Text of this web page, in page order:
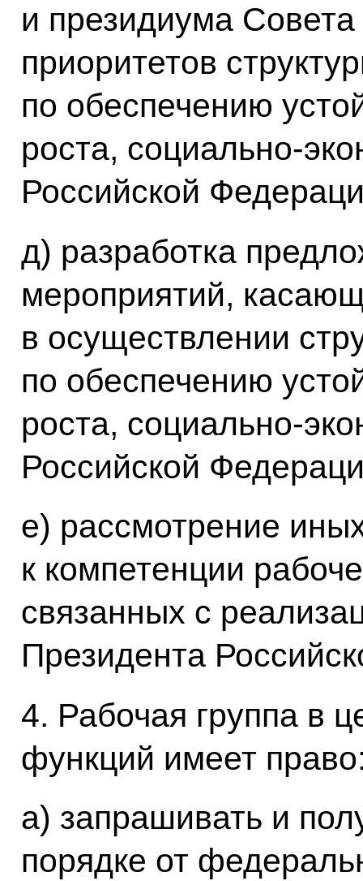
и президиума
приоритетов
по обеспечению
роста, социально-
Российской
д) разработка
мероприятий,
в осуществлении
по обеспечению
роста, социально-
Российской
е) рассмотрение
к компетенции
связанных с
Президента
4. Рабочая группа в
функций имеет
а) запрашивать и
порядке от